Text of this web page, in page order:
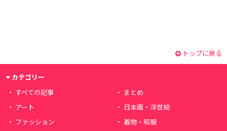
トップに戻る
カテゴリー
すべての記事
まとめ
アート
日本画・浮世絵
ファッション
着物・和服